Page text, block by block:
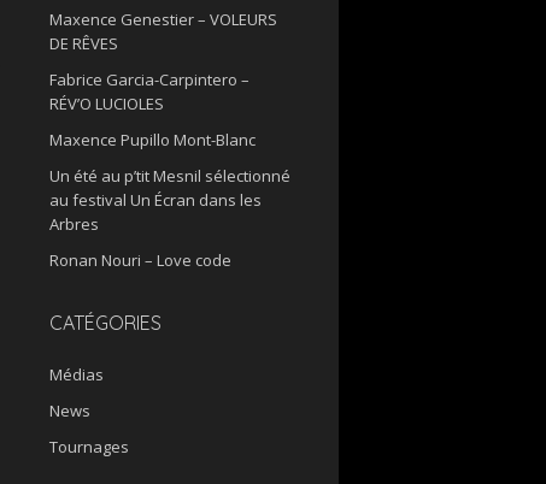
Maxence Genestier – VOLEURS
DE RÊVES
Fabrice Garcia-Carpintero –
RÉV’O LUCIOLES
Maxence Pupillo Mont-Blanc
Un été au p’tit Mesnil sélectionné
au festival Un Écran dans les
Arbres
Ronan Nouri – Love code
CATÉGORIES
Médias
News
Tournages